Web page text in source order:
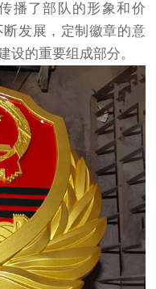
播了部队的形象和价
发展，定制徽章的意
设的重要组成部分。